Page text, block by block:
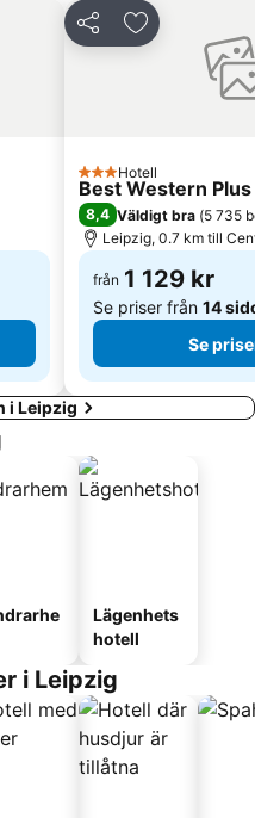
Dela Lägg till i
3 Stjärnor
Hotell
Best Western
8,4 Väldigt bra (5 735
Leipzig, 0.7 km till
från 1 129 kr
Se priser från 14
Se
i Leipzig
Lägenhets
hotell
i Leipzig